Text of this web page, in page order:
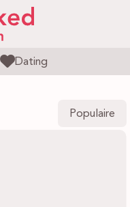
Dating
Populaire